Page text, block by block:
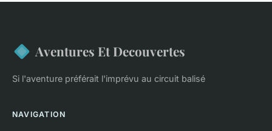
Aventures Et Decouvertes
Si l'aventure préférait l'imprévu au circuit balisé
NAVIGATION